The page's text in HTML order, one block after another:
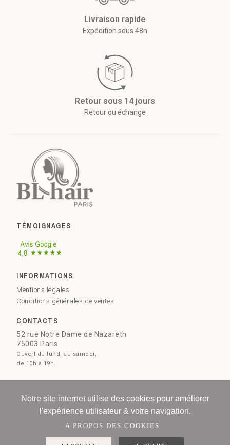
Livraison rapide
Expédition sous 48h
Retour sous 14 jours
Retour ou échange
TÉMOIGNAGES
INFORMATIONS
Mentions légales
Conditions générales de ventes
CONTACTS
52 rue Notre Dame de Nazareth
75003 Paris
Ouvert du lundi au samedi,
de 10h à 19h.
Contactez-nous
Notre site internet utilise des cookies pour améliorer
l'expérience utilisateur & votre navigation.
A PROPOS DES COOKIES